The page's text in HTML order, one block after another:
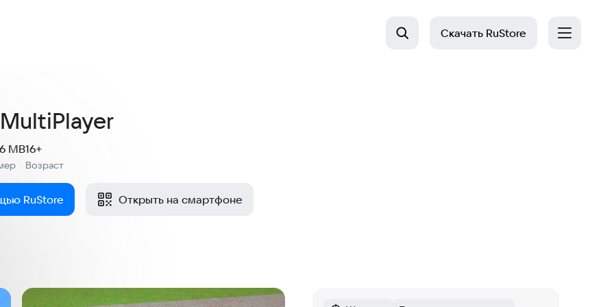
Скачать RuStore
MB
Возраст
16+
RuStore Открыть на смартфоне